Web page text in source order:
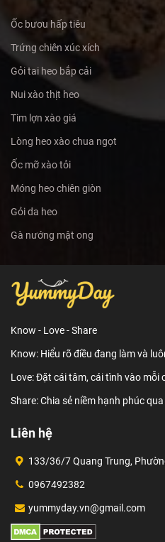
Ốc bươu hấp tiêu
Trứng chiên xúc xích
Gỏi tai heo bắp cải
Nui xào thịt heo
Tim lợn xào giá
Lòng heo xào chua ngọt
Ốc mỡ xào tỏi
Móng heo chiên giòn
Gỏi da heo
Gà nướng mật ong
Know - Love - Share
Know: Hiểu rõ điều đang làm và
Love: Đặt cái tâm, cái tình vào mỗi
Share: Chia sẻ niềm hạnh phúc
Liên hệ
133/36/7 Quang Trung,
0967492382
yummyday.vn@gmail.com